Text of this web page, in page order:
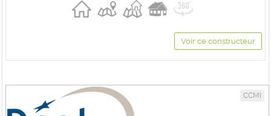
Voir ce constructeur
CCMI